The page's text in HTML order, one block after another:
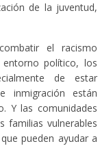
de la juventud,
el racismo
político, los
de estar
inmigración están
Y las comunidades
familias vulnerables
pueden ayudar a